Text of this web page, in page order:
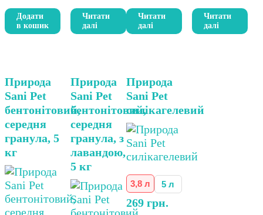
Додати
в кошик
Читати
далі
Читати
далі
Читати
далі
Природа
Sani Pet
бентонітовий,
середня
гранула, 5
кг
Природа
Sani Pet
бентонітовий,
середня
гранула, з
лавандою,
5 кг
Природа
Sani Pet
силікагелевий
3,8 л 5 л
269 грн.
Цей
товар
має
кілька
варіантів.
Параметри
можна
на
сторінці
товару